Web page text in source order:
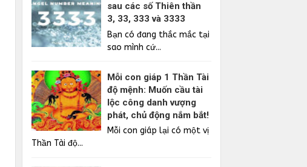
sau các số Thiên thần
3, 33, 333 và 3333
Bạn có đang thắc mắc tại
sao mình cứ...
Mỗi con giáp 1 Thần Tài
độ mệnh: Muốn cầu tài
lộc công danh vượng
phát, chủ động nắm bắt!
Mỗi con giáp lại có một vị
Thần Tài độ...